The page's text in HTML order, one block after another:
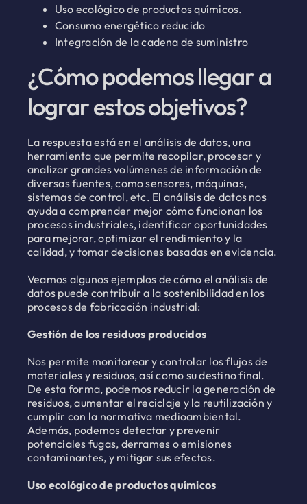
Uso ecológico de productos químicos.
Consumo energético reducido
Integración de la cadena de suministro
¿Cómo podemos llegar a
lograr estos objetivos?
La respuesta está en el análisis de datos, una
herramienta que permite recopilar, procesar y
analizar grandes volúmenes de información de
diversas fuentes, como sensores, máquinas,
sistemas de control, etc. El análisis de datos nos
ayuda a comprender mejor cómo funcionan los
procesos industriales, identificar oportunidades
para mejorar, optimizar el rendimiento y la
calidad, y tomar decisiones basadas en evidencia.
Veamos algunos ejemplos de cómo el análisis de
datos puede contribuir a la sostenibilidad en los
procesos de fabricación industrial:
Gestión de los residuos producidos
Nos permite monitorear y controlar los flujos de
materiales y residuos, así como su destino final.
De esta forma, podemos reducir la generación de
residuos, aumentar el reciclaje y la reutilización y
cumplir con la normativa medioambiental.
Además, podemos detectar y prevenir
potenciales fugas, derrames o emisiones
contaminantes, y mitigar sus efectos.
Uso ecológico de productos químicos